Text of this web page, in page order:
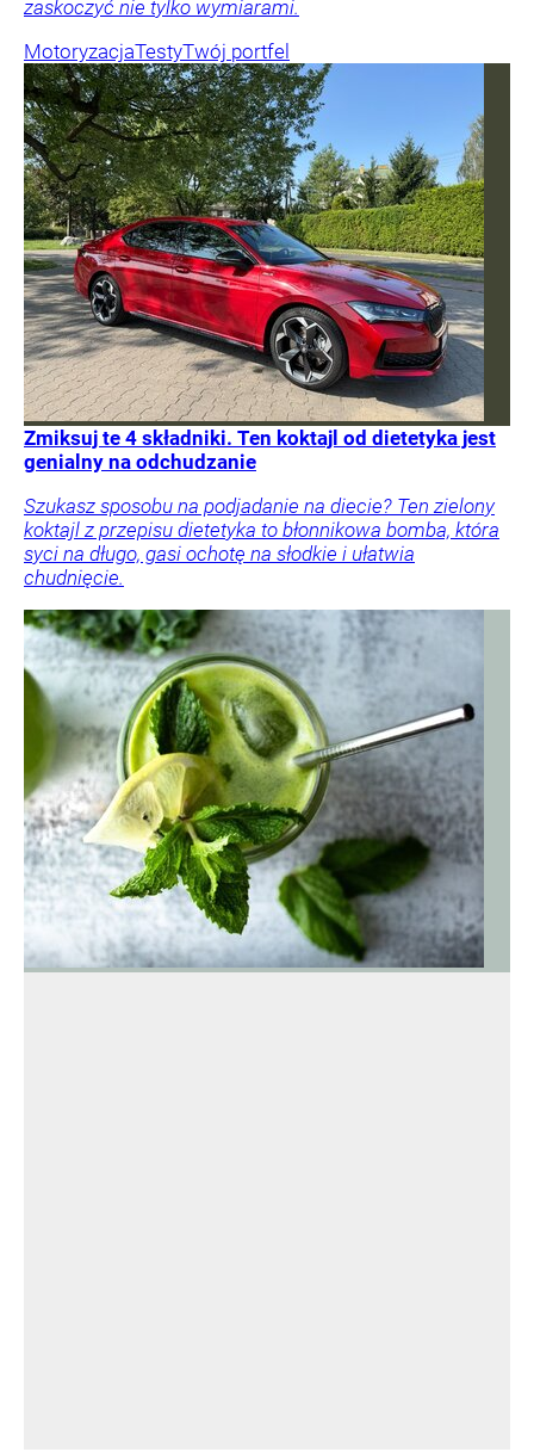
zaskoczyć nie tylko wymiarami.
MotoryzacjaTestyTwój portfel
Zmiksuj te 4 składniki. Ten koktajl od dietetyka jest
genialny na odchudzanie
Szukasz sposobu na podjadanie na diecie? Ten zielony
koktajl z przepisu dietetyka to błonnikowa bomba, która
syci na długo, gasi ochotę na słodkie i ułatwia
chudnięcie.